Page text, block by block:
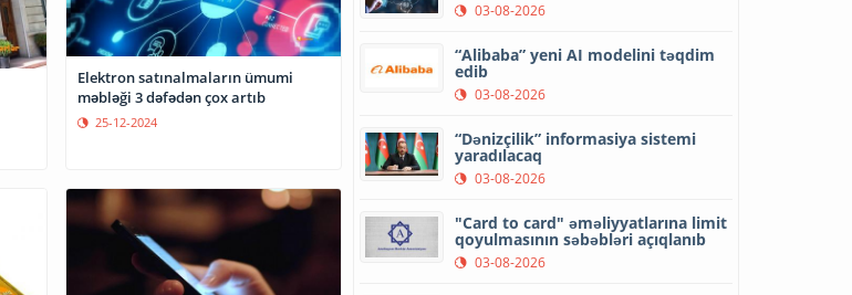
Elektron satınalmaların ümumi
məbləği 3 dəfədən çox artıb
25-12-2024
03-08-2026
“Alibaba” yeni AI modelini təqdim
edib
03-08-2026
“Dənizçilik” informasiya sistemi
yaradılacaq
03-08-2026
"Card to card" əməliyyatlarına limit
qoyulmasının səbəbləri açıqlanıb
03-08-2026